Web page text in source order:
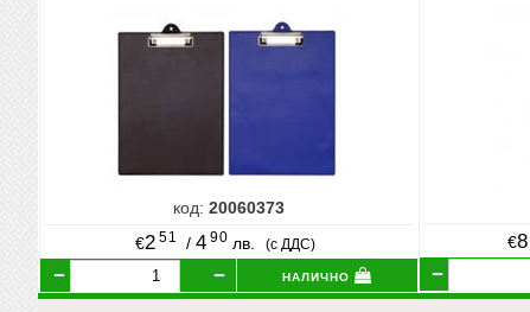
код: 20060373
€2 51 / 4 90 лв. (с ДДС)
налично
€8